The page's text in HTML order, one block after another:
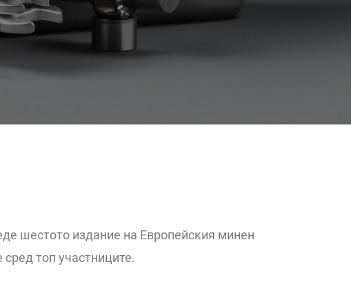
шестото издание на Европейския минен
топ участниците.